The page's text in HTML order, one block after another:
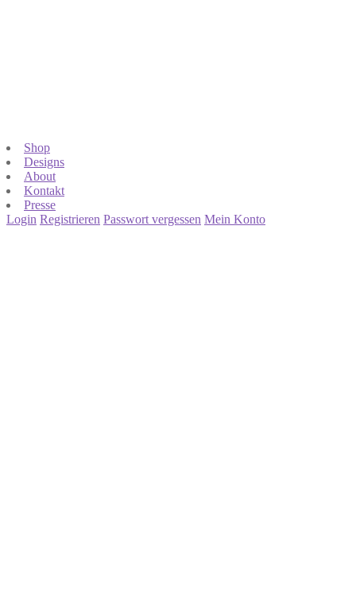
Shop
Designs
About
Kontakt
Presse
Login Registrieren Passwort vergessen Mein Konto